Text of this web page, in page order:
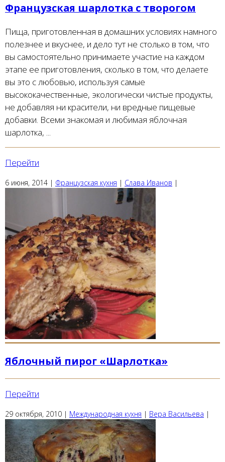
Французская шарлотка с творогом
Пища, приготовленная в домашних условиях намного
полезнее и вкуснее, и дело тут не столько в том, что
вы самостоятельно принимаете участие на каждом
этапе ее приготовления, сколько в том, что делаете
вы это с любовью, используя самые
высококачественные, экологически чистые продукты,
не добавляя ни красители, ни вредные пищевые
добавки. Всеми знакомая и любимая яблочная
шарлотка, ...
Перейти
6 июня, 2014 | Французская кухня | Слава Иванов |
Яблочный пирог «Шарлотка»
Перейти
29 октября, 2010 | Международная кухня | Вера Васильева |